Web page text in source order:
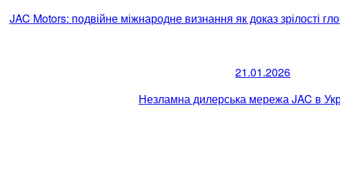
JAC Motors: подвійне міжнародне визнання як доказ зрілості
21.01.2026
Незламна дилерська мережа JAC в